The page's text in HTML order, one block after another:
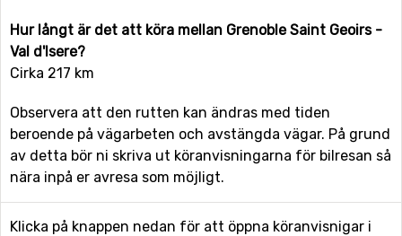
Hur långt är det att köra mellan Grenoble Saint Geoirs -
Val d'Isere?
Cirka 217 km
Observera att den rutten kan ändras med tiden
beroende på vägarbeten och avstängda vägar. På grund
av detta bör ni skriva ut köranvisningarna för bilresan så
nära inpå er avresa som möjligt.
Klicka på knappen nedan för att öppna köranvisnigar i